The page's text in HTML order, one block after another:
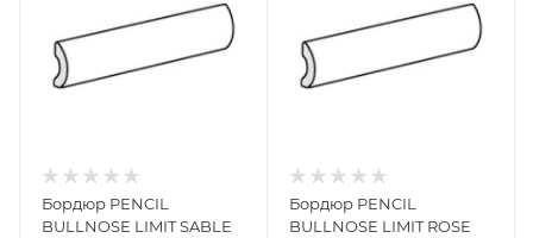
Бордюр PENCIL
BULLNOSE LIMIT SABLE
Бордюр PENCIL
BULLNOSE LIMIT ROSE